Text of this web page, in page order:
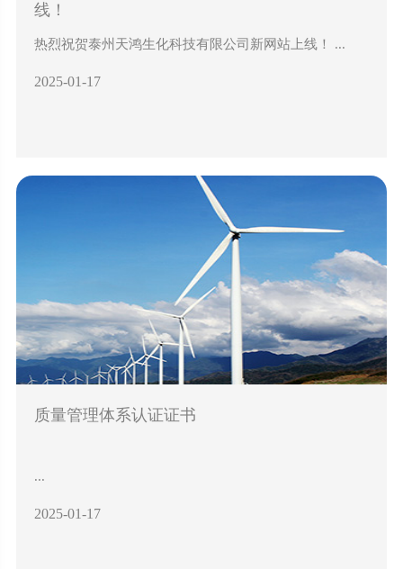
线！
热烈祝贺泰州天鸿生化科技有限公司新网站上线！ ...
2025-01-17
质量管理体系认证证书
...
2025-01-17